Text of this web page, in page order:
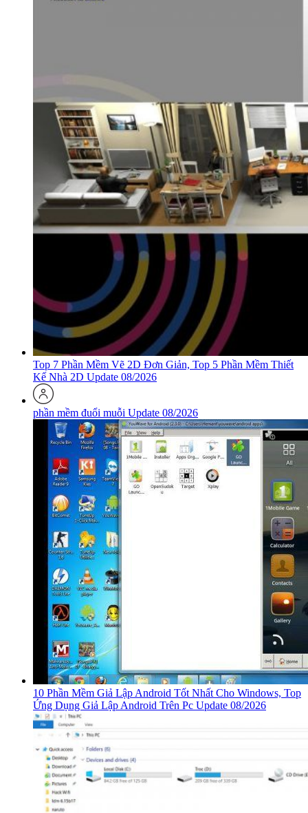
Top 7 Phần Mềm Vẽ 2D Đơn Giản, Top 5 Phần Mềm Thiết
Kế Nhà 2D Update 08/2026
phần mềm đuổi muỗi Update 08/2026
10 Phần Mềm Giả Lập Android Tốt Nhất Cho Windows, Top
Ứng Dụng Giả Lập Android Trên Pc Update 08/2026